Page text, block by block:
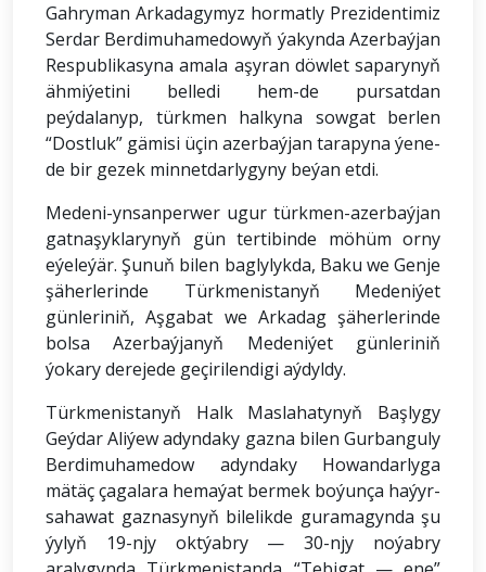
Gahryman Arkadagymyz hormatly Prezidentimiz
Serdar Berdimuhamedowyň ýakynda Azerbaýjan
Respublikasyna amala aşyran döwlet saparynyň
ähmiýetini belledi hem-de pursatdan
peýdalanyp, türkmen halkyna sowgat berlen
“Dostluk” gämisi üçin azerbaýjan tarapyna ýene-
de bir gezek minnetdarlygyny beýan etdi.
Medeni-ynsanperwer ugur türkmen-azerbaýjan
gatnaşyklarynyň gün tertibinde möhüm orny
eýeleýär. Şunuň bilen baglylykda, Baku we Genje
şäherlerinde Türkmenistanyň Medeniýet
günleriniň, Aşgabat we Arkadag şäherlerinde
bolsa Azerbaýjanyň Medeniýet günleriniň
ýokary derejede geçirilendigi aýdyldy.
Türkmenistanyň Halk Maslahatynyň Başlygy
Geýdar Aliýew adyndaky gazna bilen Gurbanguly
Berdimuhamedow adyndaky Howandarlyga
mätäç çagalara hemaýat bermek boýunça haýyr-
sahawat gaznasynyň bilelikde guramagynda şu
ýylyň 19-njy oktýabry — 30-njy noýabry